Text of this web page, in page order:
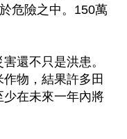
危險之中。150萬
還不只是洪患。
物，結果許多田
在未來一年內將